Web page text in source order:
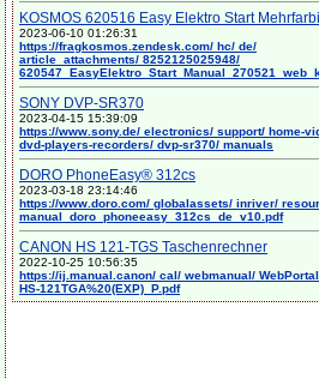
KOSMOS 620516 Easy Elektro Start
2023-06-10 01:26:31
https://fragkosmos.zendesk.com/ hc/ de/
article_attachments/ 8252125025948/
SONY DVP-SR370
2023-04-15 15:39:09
https://www.sony.de/ electronics/ support/ home-
dvd-players-recorders/ dvp-sr370/ manuals
DORO PhoneEasy® 312cs
2023-03-18 23:14:46
https://www.doro.com/ globalassets/ inriver/
manual_doro_phoneeasy_312cs_de_v10.pdf
CANON HS 121-TGS Taschenrechner
2022-10-25 10:56:35
https://ij.manual.canon/ cal/ webmanual/
HS-121TGA%20(EXP)_P.pdf